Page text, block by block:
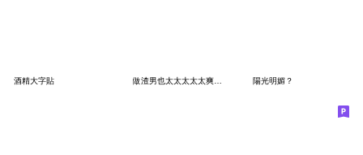
酒精大字貼 陽光明媚？